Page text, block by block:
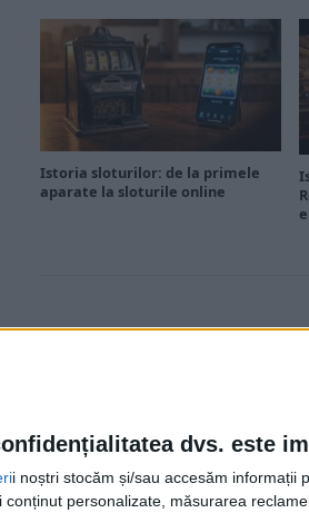
dvs. este
i noștri stocăm și/sau accesăm informații
conținut personalizate, măsurarea
Istoria sloturilor: de la primele
aparate la sloturile online
de istorie din Europa!.